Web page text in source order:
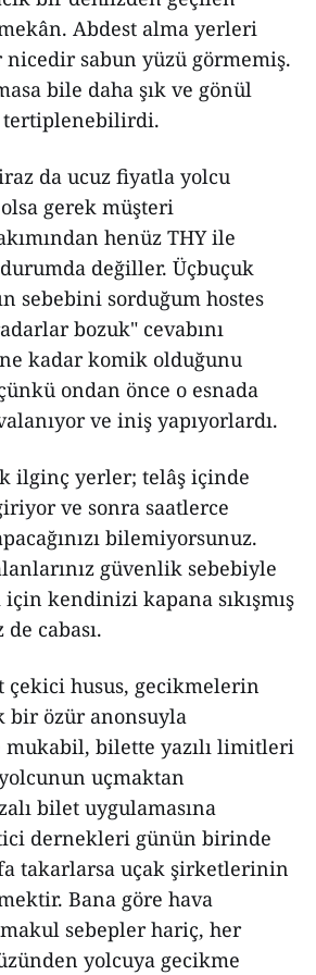
mekân. Abdest alma yerleri
nicedir sabun yüzü görmemiş.
bile daha şık ve gönül
tertiplenebilirdi.
da ucuz fiyatla yolcu
gerek müşteri
henüz THY ile
değiller. Üçbuçuk
sebebini sorduğum hostes
bozuk" cevabını
kadar komik olduğunu
ondan önce o esnada
ve iniş yapıyorlardı.
ilginç yerler; telâş içinde
ve sonra saatlerce
bilemiyorsunuz.
güvenlik sebebiyle
için kendinizi kapana sıkışmış
cabası.
çekici husus, gecikmelerin
bir özür anonsuyla
bilette yazılı limitleri
uçmaktan
bilet uygulamasına
dernekleri günün birinde
takarlarsa uçak şirketlerinin
Bana göre hava
sebepler hariç, her
yolcuya gecikme